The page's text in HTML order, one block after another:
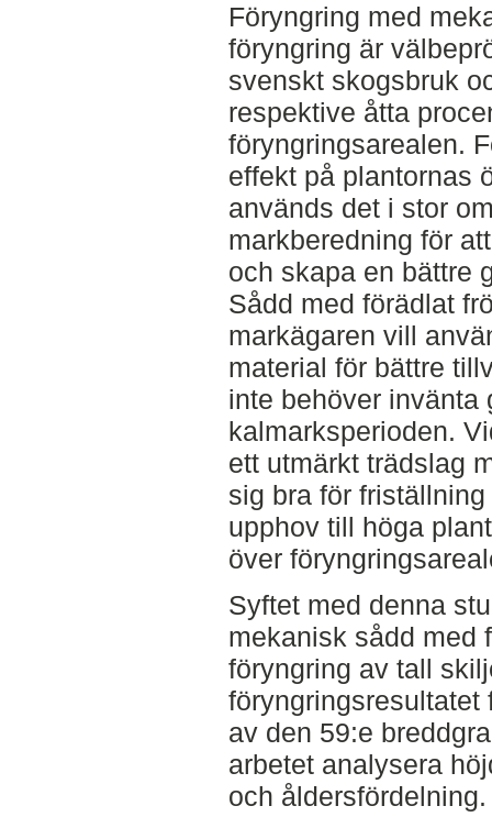
Föryngring med
föryngring är
svenskt skogsbruk
respektive åtta
föryngringsarealen.
effekt på plantornas
används det i stor
markberedning för
och skapa en bättre
Sådd med förädlat
markägaren vill
material för bättre
inte behöver invänta
kalmarksperioden.
ett utmärkt trädslag
sig bra för
upphov till höga
över
Syftet med denna
mekanisk sådd med
föryngring av tall
föryngringsresultatet
av den 59:e
arbetet analysera
och åldersfördelning.